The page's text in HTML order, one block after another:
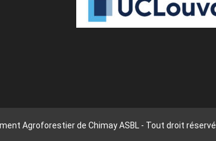
Agroforestier de Chimay ASBL - Tout droit réservé